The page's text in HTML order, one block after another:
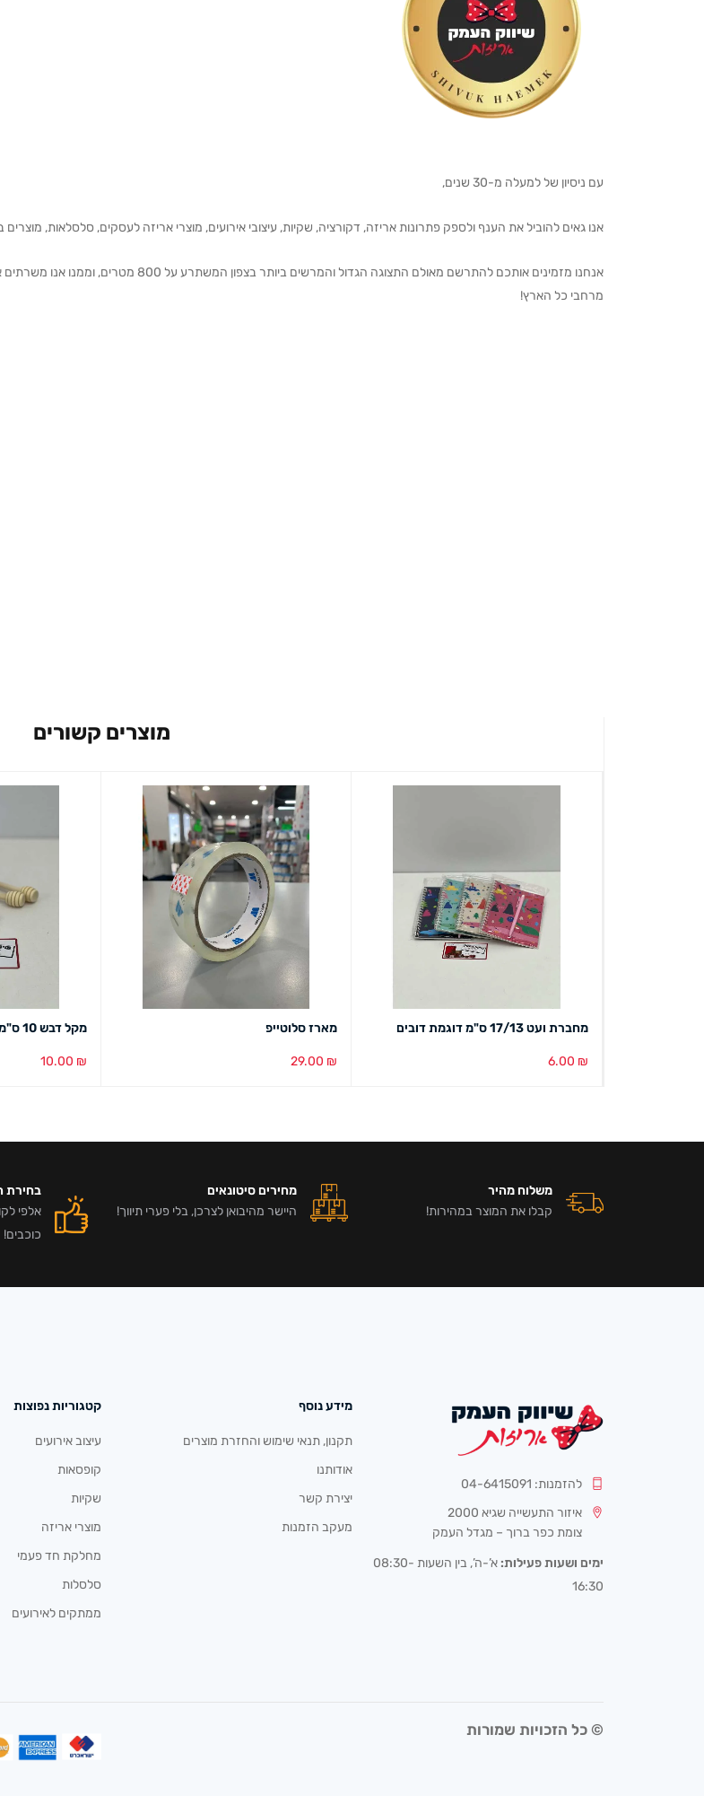
עם ניסיון של למעלה מ-30 שנים,
אנו גאים להוביל את הענף ולספק פתרונות אריזה, דקורציה, שקיות, עיצובי אירועים, מוצרי אריזה לעסקים, סלסלאות, מוצרים
אנחנו מזמינים אותכם להתרשם מאולם התצוגה הגדול והמרשים
מרחבי כל הארץ!
מוצרים קשורים
מחברת ועט 17/13 ס"מ דוגמת דובים
6.00 ₪
מארז סלוטייפ
29.00 ₪
מקל דבש 10 ס"מ (6 יח במארז )
10.00 ₪
משלוח מהיר
קבלו את המוצר במהירות!
מחירים סיטונאים
היישר מהיבואן לצרכן, בלי פערי תיווך!
בחירת
כוכבים!
להזמנות: 04-6415091
איזור התעשייה שגיא 2000
צומת כפר ברוך – מגדל העמק
ימים ושעות פעילות:
א’-ה’, בין השעות 08:30-
16:30
מידע נוסף
תקנון, תנאי שימוש והחזרת מוצרים
אודותנו
יצירת קשר
מעקב הזמנות
קטגוריות נפוצות
עיצוב אירועים
קופסאות
שקיות
מוצרי אריזה
מחלקת חד פעמי
סלסלות
ממתקים לאירועים
© כל הזכויות שמורות